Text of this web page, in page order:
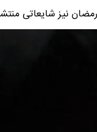
نیز شایعاتی